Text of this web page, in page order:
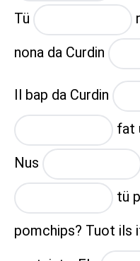
Tü
nona da Curdin
Il bap da Curdin
fat
Nus
tü
pomchips? Tuot ils